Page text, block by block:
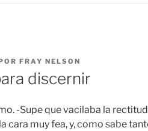
FRAY NELSON
discernir
-Supe que vacilaba la
cara muy fea, y, como sabe